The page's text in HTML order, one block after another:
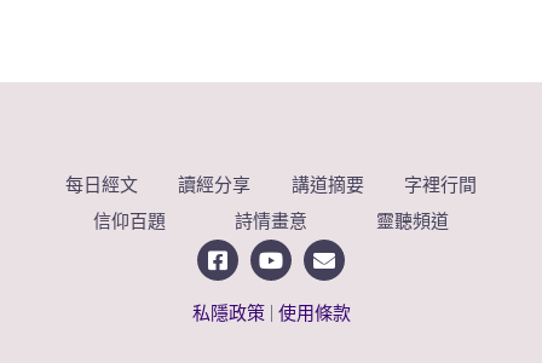
每日經文 讀經分享 講道摘要
字裡行間
信仰百題
詩情畫意 靈聽頻道
私隱政策| 使用條款